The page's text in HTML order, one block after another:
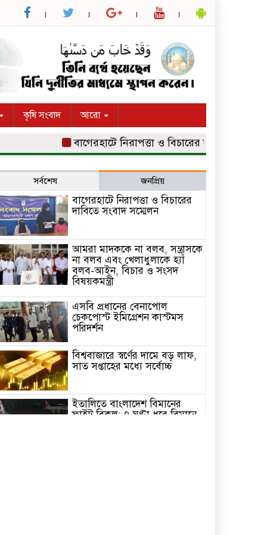
কৃষি সংবাদ আরো
বাগেরহাটে নিরাপত্তা ও বিচারের দাবিতে সংবাদ
সর্বশেষ জনপ্রিয়
বাগেরহাটে নিরাপত্তা ও বিচারের
দাবিতে সংবাদ সম্মেলন
আমরা মাদককে না বলব, সন্ত্রাসকে
না বলব এবং খেলাধুলাকে হ্যাঁ
বলব-আইন, বিচার ও সংসদ
বিষয়কমন্ত্রী
এসবি প্রধানের বেনাপোল
চেকপোস্ট ইমিগ্রেশন কাস্টমস
পরিদর্শন
বিশ্ববাজারে স্বর্ণের দামে বড় লাফ,
সাত সপ্তাহের মধ্যে সর্বোচ্চ
ইতালিতে বাংলাদেশ বিমানের
ফ্লাইট বিকল: ৭ ঘণ্টা ধরে বিমানে